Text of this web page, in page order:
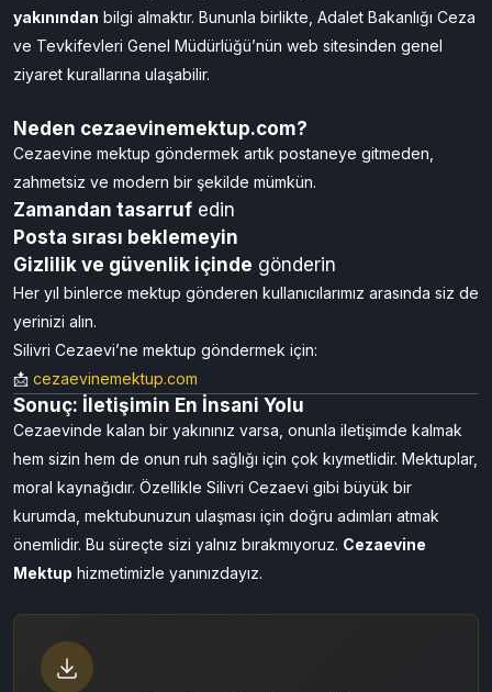
yakınından bilgi almaktır. Bununla birlikte, Adalet Bakanlığı Ceza
ve Tevkifevleri Genel Müdürlüğü’nün web sitesinden genel
ziyaret kurallarına ulaşabilir.
Neden cezaevinemektup.com?
Cezaevine mektup göndermek artık postaneye gitmeden,
zahmetsiz ve modern bir şekilde mümkün.
Zamandan tasarruf edin
Posta sırası beklemeyin
Gizlilik ve güvenlik içinde gönderin
Her yıl binlerce mektup gönderen kullanıcılarımız arasında siz de
yerinizi alın.
Silivri Cezaevi’ne mektup göndermek için:
📩 cezaevinemektup.com
Sonuç: İletişimin En İnsani Yolu
Cezaevinde kalan bir yakınınız varsa, onunla iletişimde kalmak
hem sizin hem de onun ruh sağlığı için çok kıymetlidir. Mektuplar,
moral kaynağıdır. Özellikle Silivri Cezaevi gibi büyük bir
kurumda, mektubunuzun ulaşması için doğru adımları atmak
önemlidir. Bu süreçte sizi yalnız bırakmıyoruz. Cezaevine
Mektup hizmetimizle yanınızdayız.